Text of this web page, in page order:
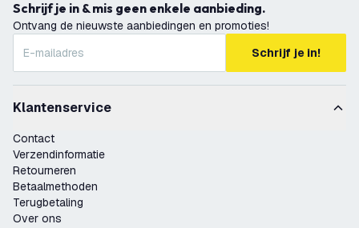
Schrijf je in & mis geen enkele aanbieding.
Ontvang de nieuwste aanbiedingen en promoties!
Schrijf je in!
Klantenservice
Contact
Verzendinformatie
Retourneren
Betaalmethoden
Terugbetaling
Over ons